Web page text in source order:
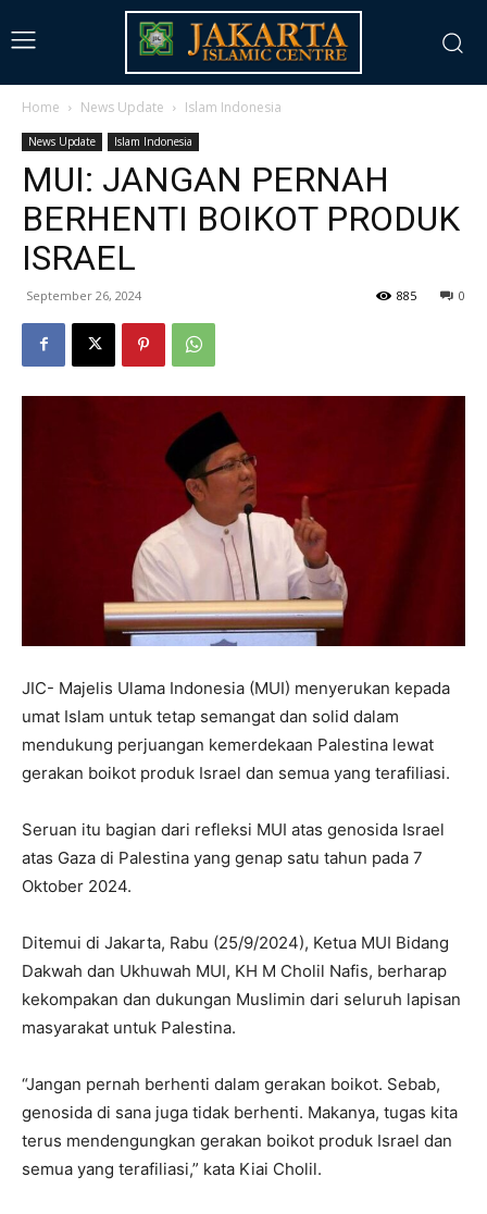
Home News Update Islam Indonesia
News Update Islam Indonesia
MUI: JANGAN PERNAH
BERHENTI BOIKOT PRODUK
ISRAEL
September 26, 2024 0
885
JIC- Majelis Ulama Indonesia (MUI) menyerukan kepada
umat Islam untuk tetap semangat dan solid dalam
mendukung perjuangan kemerdekaan Palestina lewat
gerakan boikot produk Israel dan semua yang terafiliasi.
Seruan itu bagian dari refleksi MUI atas genosida Israel
atas Gaza di Palestina yang genap satu tahun pada 7
Oktober 2024.
Ditemui di Jakarta, Rabu (25/9/2024), Ketua MUI Bidang
Dakwah dan Ukhuwah MUI, KH M Cholil Nafis, berharap
kekompakan dan dukungan Muslimin dari seluruh lapisan
masyarakat untuk Palestina.
“Jangan pernah berhenti dalam gerakan boikot. Sebab,
genosida di sana juga tidak berhenti. Makanya, tugas kita
terus mendengungkan gerakan boikot produk Israel dan
semua yang terafiliasi,” kata Kiai Cholil.